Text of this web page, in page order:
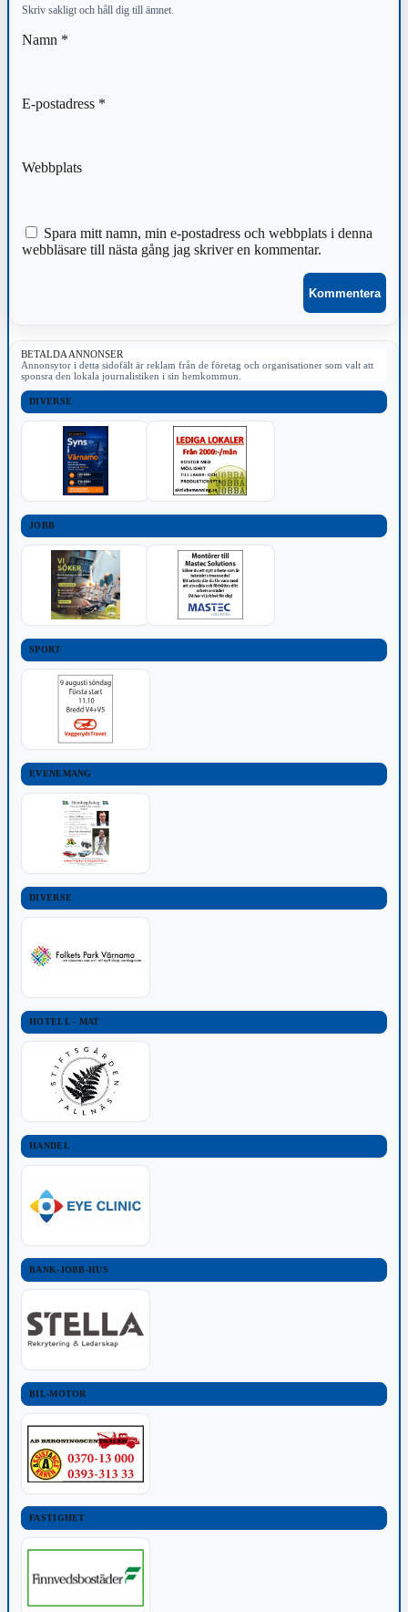
Skriv sakligt och håll dig till ämnet.
Namn *
E-postadress *
Webbplats
Spara mitt namn, min e-postadress och webbplats i denna
webbläsare till nästa gång jag skriver en kommentar.
BETALDA ANNONSER
Annonsytor i detta sidofält är reklam från de företag och organisationer som valt att
sponsra den lokala journalistiken i sin hemkommun.
DIVERSE
JOBB
SPORT
EVENEMANG
DIVERSE
HOTELL - MAT
HANDEL
BANK-JOBB-HUS
BIL-MOTOR
FASTIGHET